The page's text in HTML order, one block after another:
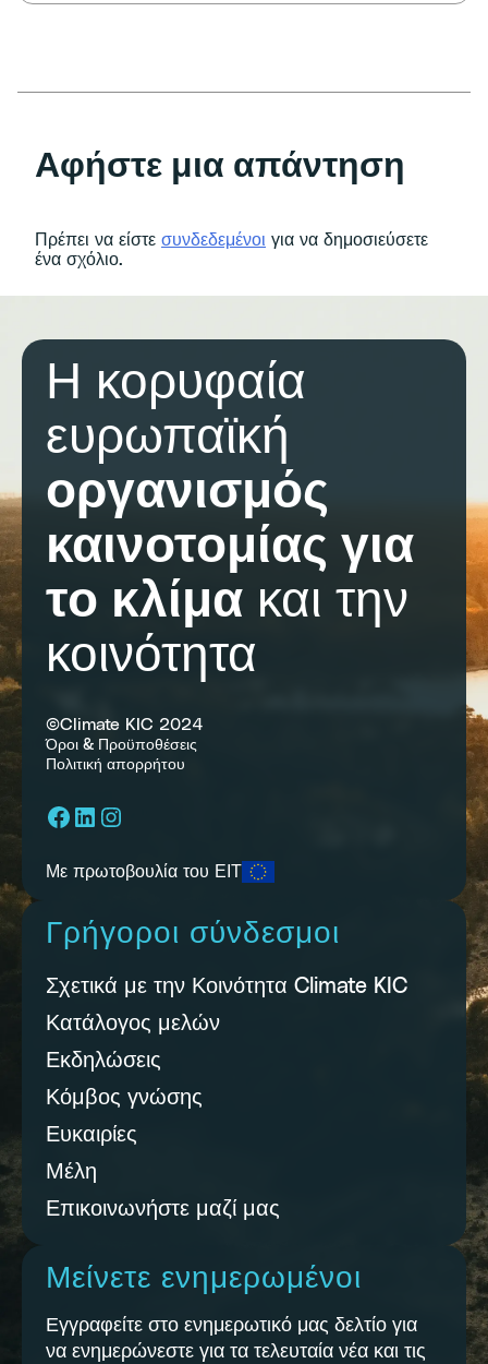
Αφήστε μια απάντηση
Πρέπει να είστε συνδεδεμένοι για να δημοσιεύσετε
ένα σχόλιο.
Η κορυφαία
ευρωπαϊκή
οργανισμός
καινοτομίας για
το κλίμα και την
κοινότητα
©Climate KIC 2024
Όροι & Προϋποθέσεις
Πολιτική απορρήτου
Facebook
LinkedIn
Instagram
Με πρωτοβουλία του ΕΙΤ
Γρήγοροι σύνδεσμοι
Σχετικά με την Κοινότητα Climate KIC
Κατάλογος μελών
Εκδηλώσεις
Κόμβος γνώσης
Ευκαιρίες
Μέλη
Επικοινωνήστε μαζί μας
Μείνετε ενημερωμένοι
Εγγραφείτε στο ενημερωτικό μας δελτίο για
να ενημερώνεστε για τα τελευταία νέα και τις